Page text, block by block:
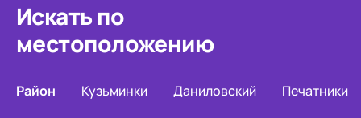
Искать по
местоположению
Район Кузьминки Даниловский Печатники